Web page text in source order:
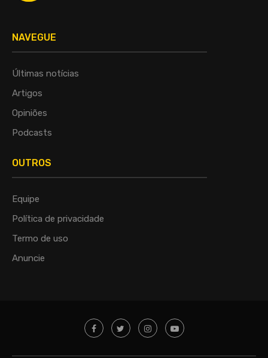
NAVEGUE
Últimas notícias
Artigos
Opiniões
Podcasts
OUTROS
Equipe
Política de privacidade
Termo de uso
Anuncie